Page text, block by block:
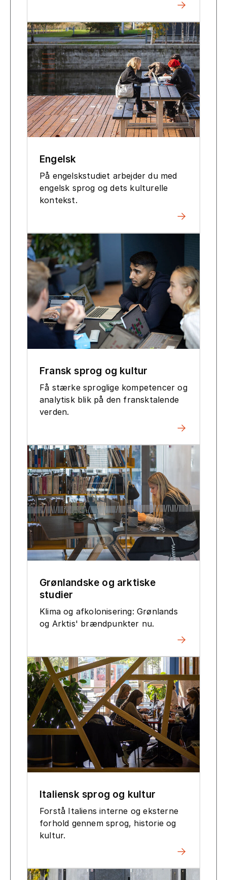
Engelsk
På engelskstudiet arbejder du med
engelsk sprog og dets kulturelle
kontekst.
Fransk sprog og kultur
Få stærke sproglige kompetencer og
analytisk blik på den fransktalende
verden.
Grønlandske og arktiske
studier
Klima og afkolonisering: Grønlands
og Arktis' brændpunkter nu.
Italiensk sprog og kultur
Forstå Italiens interne og eksterne
forhold gennem sprog, historie og
kultur.